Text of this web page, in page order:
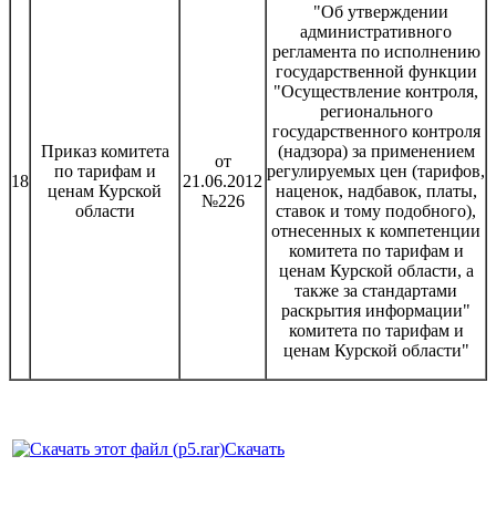
18
Приказ комитета
по тарифам и
ценам Курской
области
от
21.06.2012
№226
"Об утверждении
административного
регламента по исполнению
государственной функции
"Осуществление контроля,
регионального
государственного контроля
(надзора) за применением
регулируемых цен (тарифов,
наценок, надбавок, платы,
ставок и тому подобного),
отнесенных к компетенции
комитета по тарифам и
ценам Курской области, а
также за стандартами
раскрытия информации"
комитета по тарифам и
ценам Курской области"
Скачать